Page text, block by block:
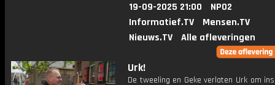
19-09-2025 21:00
NPO2
Informatief.TV
Mensen.TV
Nieuws.TV
Alle afleveringen
Urk!
De tweeling en Geke verlaten Urk om